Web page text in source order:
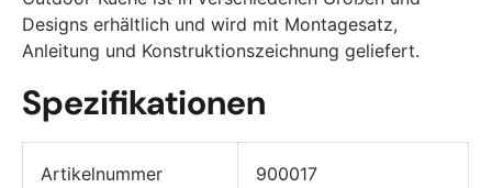
Designs erhältlich und wird mit Montagesatz,
Anleitung und Konstruktionszeichnung geliefert.
Spezifikationen
Artikelnummer 900017